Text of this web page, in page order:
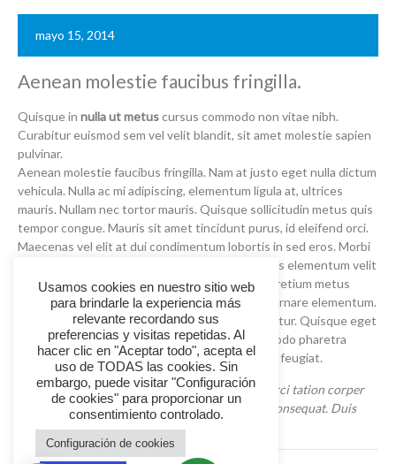
mayo 15, 2014
Aenean molestie faucibus fringilla.
Quisque in nulla ut metuscursus commodo non vitae nibh.
Curabitur euismod sem vel velit blandit, sit amet molestie sapien
pulvinar.
Aenean molestie faucibus fringilla. Nam at justo eget nulla dictum
vehicula. Nulla ac mi adipiscing, elementum ligula at, ultrices
mauris. Nullam nec tortor mauris. Quisque sollicitudin metus quis
tempor congue. Mauris sit amet tincidunt purus, id eleifend orci.
Maecenas vel elit at dui condimentum lobortis in sed eros. Morbi
iaculis euismod felis in pulvinar. Praesent sagittis elementum velit
nec dictum. Donec bibendum varius ipsum, ac pretium metus
vehicula eu. Suspendisse vestibulum velit non ornare elementum.
Mauris ultrices posuere diam sit amet consectetur. Quisque eget
elit quis sapien interdum mattis. Aenean commodo pharetra
mauris a fermentum. Sed mattis sit amet risus a feugiat.
Ut wisi enim ad minim veniam, quis nostrud exerci tation corper
suscipit lobortis nisl ut aliqup ex ea commodo consequat. Duis
autem vel eum iriure dolor
Usamos cookies en nuestro sitio web
para brindarle la experiencia más
relevante recordando sus
preferencias y visitas repetidas. Al
hacer clic en "Aceptar todo", acepta el
uso de TODAS las cookies. Sin
embargo, puede visitar "Configuración
de cookies" para proporcionar un
consentimiento controlado.
Configuración de cookies